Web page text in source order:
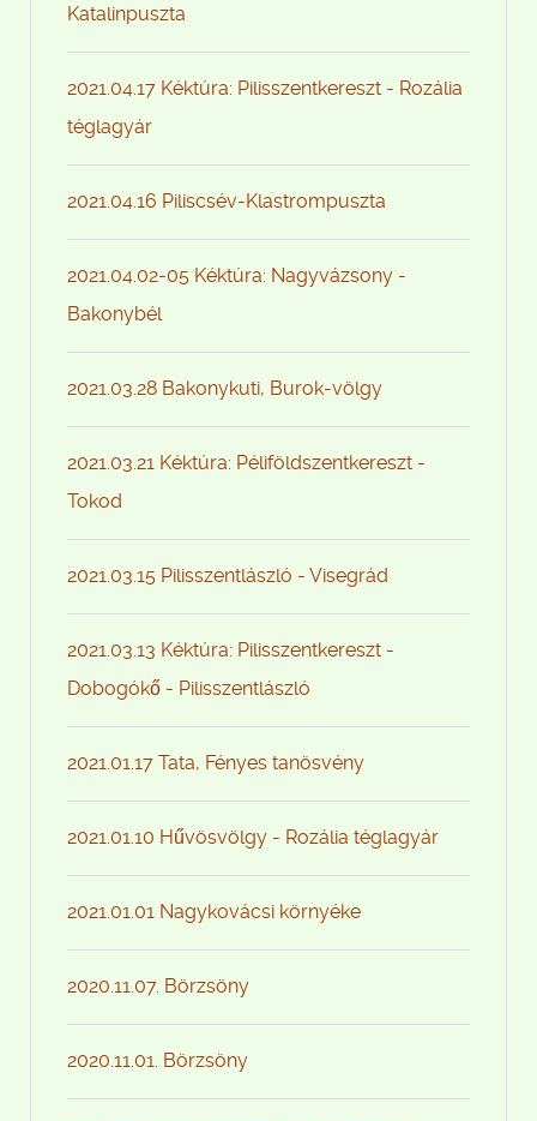
Katalinpuszta
2021.04.17 Kéktúra: Pilisszentkereszt - Rozália
téglagyár
2021.04.16 Piliscsév-Klastrompuszta
2021.04.02-05 Kéktúra: Nagyvázsony -
Bakonybél
2021.03.28 Bakonykuti, Burok-völgy
2021.03.21 Kéktúra: Péliföldszentkereszt -
Tokod
2021.03.15 Pilisszentlászló - Visegrád
2021.03.13 Kéktúra: Pilisszentkereszt -
Dobogókő - Pilisszentlászló
2021.01.17 Tata, Fényes tanösvény
2021.01.10 Hűvösvölgy - Rozália téglagyár
2021.01.01 Nagykovácsi környéke
2020.11.07. Börzsöny
2020.11.01. Börzsöny